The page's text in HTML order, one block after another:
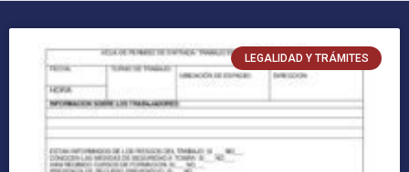
LEGALIDAD Y TRÁMITES